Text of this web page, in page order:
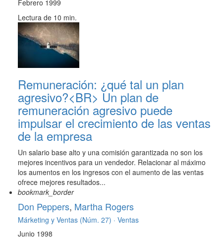
Febrero 1999
Lectura de 10 min.
Remuneración: ¿qué tal un plan
agresivo?<BR> Un plan de
remuneración agresivo puede
impulsar el crecimiento de las ventas
de la empresa
Un salario base alto y una comisión garantizada no son los
mejores incentivos para un vendedor. Relacionar al máximo
los aumentos en los ingresos con el aumento de las ventas
ofrece mejores resultados...
bookmark_border
Don Peppers, Martha Rogers
Márketing y Ventas (Núm. 27) · Ventas
Junio 1998